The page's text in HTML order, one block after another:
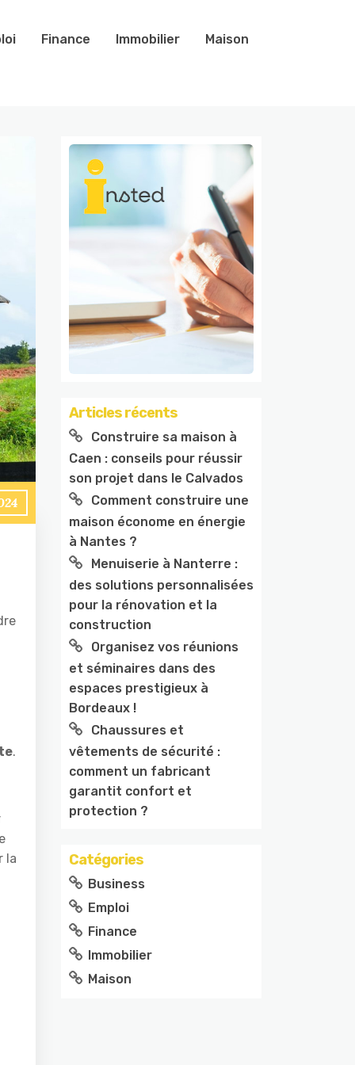
Finance Immobilier Maison
.
la
Articles récents
Construire sa maison à
Caen : conseils pour réussir
son projet dans le Calvados
Comment construire une
maison économe en énergie
à Nantes ?
Menuiserie à Nanterre :
des solutions personnalisées
pour la rénovation et la
construction
Organisez vos réunions
et séminaires dans des
espaces prestigieux à
Bordeaux !
Chaussures et
vêtements de sécurité :
comment un fabricant
garantit confort et
protection ?
Catégories
Business
Emploi
Finance
Immobilier
Maison